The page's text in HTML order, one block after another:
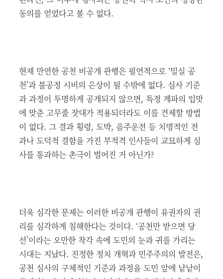
동의를 얻었다고 볼 수 없다.
​현재 만연한 공천 비공개 관행은 필연적으로 ‘밀실 공
천’과 불공정 시비의 온상이 될 수밖에 없다. 심사 기준
과 과정이 투명하게 공개되지 않으면, 특정 계파의 입맛
에 맞춘 고무줄 잣대가 적용되더라도 이를 견제할 방법
이 없다. 그 결과 횡령, 도박, 음주운전 등 치명적인 전
과나 도덕적 결함을 가진 부적격 인사들이 교묘하게 심
사를 통과하는 촌극이 벌어진 거 아닌가?
​더욱 심각한 문제는 이러한 비공개 관행이 유권자의 권
리를 심각하게 침해한다는 것이다. ‘공천만 받으면 당
선’이라는 오만한 착각 속에 도민의 눈과 귀를 가리는
시대는 지났다. 진정한 정치 개혁과 민주주의의 발전은,
공천 심사의 구체적인 기준과 과정을 도민 앞에 낱낱이